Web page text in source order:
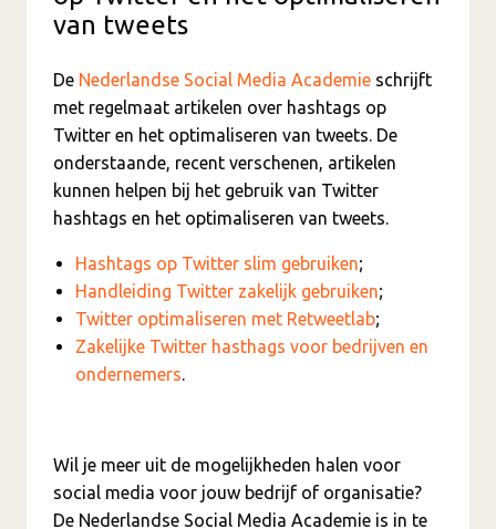
van tweets
De Nederlandse Social Media Academie schrijft
met regelmaat artikelen over hashtags op
Twitter en het optimaliseren van tweets. De
onderstaande, recent verschenen, artikelen
kunnen helpen bij het gebruik van Twitter
hashtags en het optimaliseren van tweets.
Hashtags op Twitter slim gebruiken;
Handleiding Twitter zakelijk gebruiken;
Twitter optimaliseren met Retweetlab;
Zakelijke Twitter hasthags voor bedrijven en
ondernemers.
Wil je meer uit de mogelijkheden halen voor
social media voor jouw bedrijf of organisatie?
De Nederlandse Social Media Academie is in te